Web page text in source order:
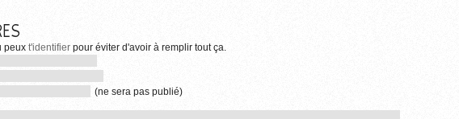
peux t'identifier pour éviter d'avoir à remplir tout ça.
(ne sera pas publié)